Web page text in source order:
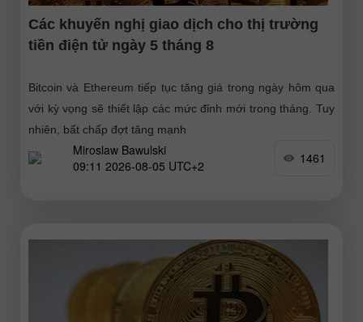
Các khuyến nghị giao dịch cho thị trường
tiền điện tử ngày 5 tháng 8
Bitcoin và Ethereum tiếp tục tăng giá trong ngày hôm qua
với kỳ vọng sẽ thiết lập các mức đỉnh mới trong tháng. Tuy
nhiên, bất chấp đợt tăng mạnh
Miroslaw Bawulski
09:11 2026-08-05 UTC+2
1461